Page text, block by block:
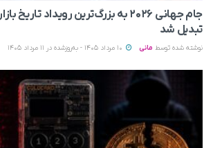
جام جهانی ۲۰۲۶ به بزرگ‌ترین رویداد
تبدیل شد
نوشته شده توسط مانی